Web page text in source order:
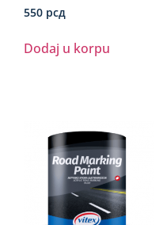
550 рсд
Dodaj u korpu